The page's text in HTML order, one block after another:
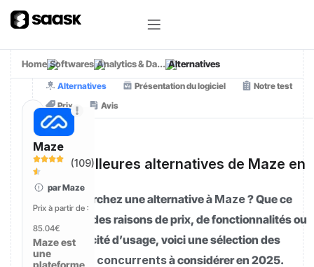
Home Softwares Analytics & Da... Alternatives
Maze
(109)
par Maze
Prix à partir de :
85.04€
Maze est
une
plateforme
Alternatives Présentation du logiciel
Notre test
Prix
Avis
[01]
Les meilleures alternatives de Maze en
2025
Vous cherchez une alternative à Maze? Que ce
soit pour des raisons de prix, de fonctionnalités ou
de simplicité d’usage, voici une sélection des
meilleurs concurrentsà considérer en 2025.